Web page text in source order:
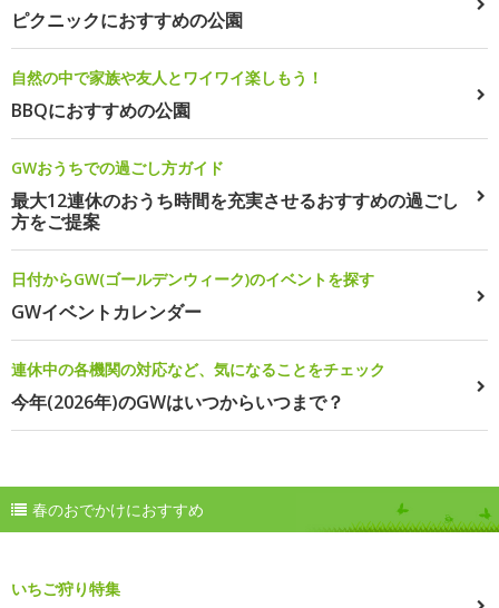
ピクニックにおすすめの公園
自然の中で家族や友人とワイワイ楽しもう！
BBQにおすすめの公園
GWおうちでの過ごし方ガイド
最大12連休のおうち時間を充実させるおすすめの過ごし
方をご提案
日付からGW(ゴールデンウィーク)のイベントを探す
GWイベントカレンダー
連休中の各機関の対応など、気になることをチェック
今年(2026年)のGWはいつからいつまで？
春のおでかけにおすすめ
いちご狩り特集